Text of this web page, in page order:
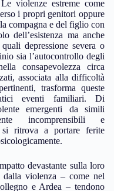
violenze estreme come
i propri genitori oppure
compagna e del figlio con
dell’esistenza ma anche
depressione severa o
sia l’autocontrollo degli
consapevolezza circa
associata alla difficoltà
trasforma queste
eventi familiari. Di
emergenti da simili
incomprensibili e
ritrova a portare ferite
devastante sulla loro
violenza – come nel
e Ardea – tendono